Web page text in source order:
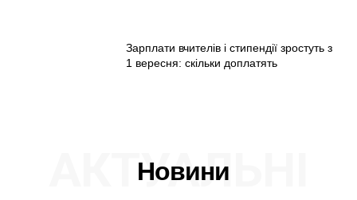
Зарплати вчителів і стипендії зростуть з
1 вересня: скільки доплатять
Новини
АКТУАЛЬНІ